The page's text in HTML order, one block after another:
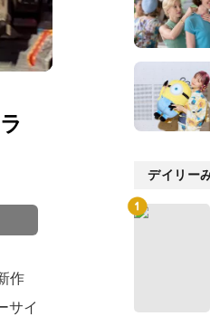
作
サイ
デイリー